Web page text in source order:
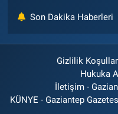
Son Dakika Haberleri
Gizlilik
Hukuka
İletişim -
KÜNYE - Gaziantep